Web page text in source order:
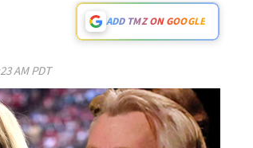
ADD TMZ ON GOOGLE
AM PDT